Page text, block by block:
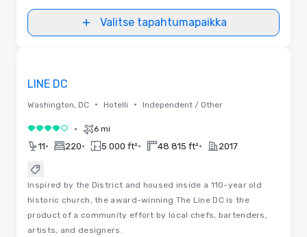
Valitse tapahtumapaikka
LINE DC
Washington, DC • Hotelli • Independent / Other
4 / 5 • 6 mi
11• 220• 5 000 ft²• 48 815 ft²• 2017
Inspired by the District and housed inside a 110-year old
historic church, the award-winning The Line DC is the
product of a community effort by local chefs, bartenders,
artists, and designers.